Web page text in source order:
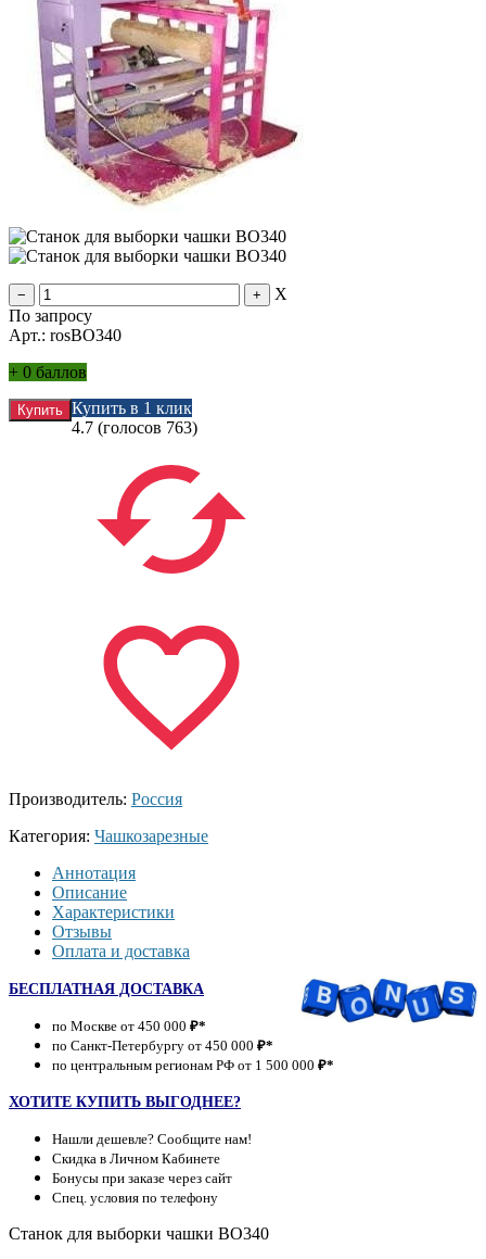
X
По запросу
Арт.: rosВО340
+ 0 баллов
Купить в 1 клик
4.7 (голосов 763)
Производитель: Россия
Категория: Чашкозарезные
Аннотация
Описание
Характеристики
Отзывы
Оплата и доставка
БЕСПЛАТНАЯ ДОСТАВКА
по Москве от 450 000 ₽*
по Санкт-Петербургу от 450 000 ₽*
по центральным регионам РФ от 1 500 000 ₽*
ХОТИТЕ КУПИТЬ ВЫГОДНЕЕ?
Нашли дешевле? Сообщите нам!
Скидка в Личном Кабинете
Бонусы при заказе через сайт
Спец. условия по телефону
Станок для выборки чашки ВО340